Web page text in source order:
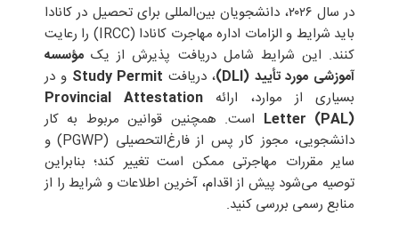
در سال ۲۰۲۶، دانشجویان بین‌المللی برای تحصیل در کانادا
باید شرایط و الزامات اداره مهاجرت کانادا (IRCC) را رعایت
کنند. این شرایط شامل دریافت پذیرش از یک مؤسسه
آموزشی مورد تأیید (DLI)
، دریافت Study Permit و در
بسیاری از موارد، ارائه Provincial Attestation
Letter (PAL) است. همچنین قوانین مربوط به کار
دانشجویی، مجوز کار پس از فارغ‌التحصیلی (PGWP) و
سایر مقررات مهاجرتی ممکن است تغییر کند؛ بنابراین
توصیه می‌شود پیش از اقدام، آخرین اطلاعات و شرایط را از
منابع رسمی بررسی کنید.